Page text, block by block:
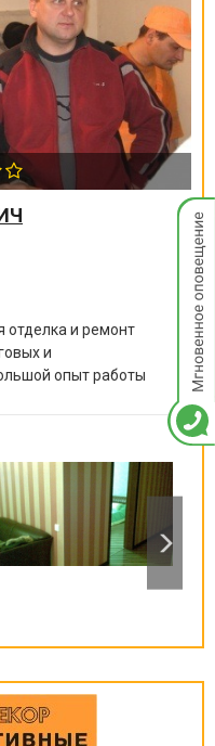
отделка и ремонт
и
опыт работы